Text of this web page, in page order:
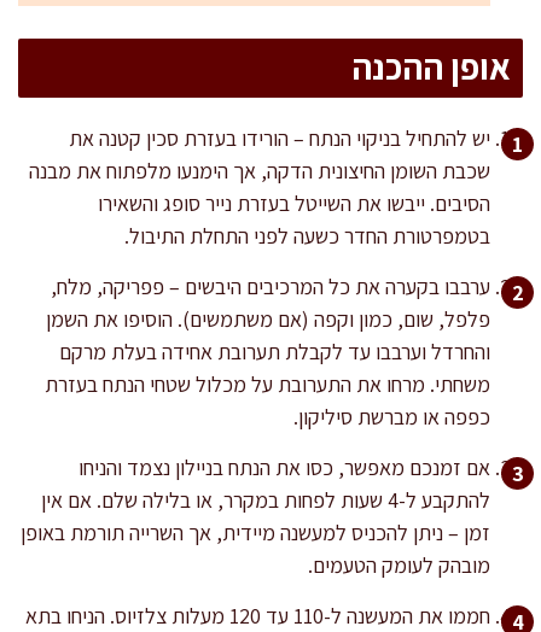
אופן ההכנה
יש להתחיל בניקוי הנתח – הורידו בעזרת סכין קטנה את
שכבת השומן החיצונית הדקה, אך הימנעו מלפתוח את מבנה
הסיבים. ייבשו את השייטל בעזרת נייר סופג והשאירו
בטמפרטורת החדר כשעה לפני התחלת התיבול.
ערבבו בקערה את כל המרכיבים היבשים – פפריקה, מלח,
פלפל, שום, כמון וקפה (אם משתמשים). הוסיפו את השמן
והחרדל וערבבו עד לקבלת תערובת אחידה בעלת מרקם
משחתי. מרחו את התערובת על מכלול שטחי הנתח בעזרת
כפפה או מברשת סיליקון.
אם זמנכם מאפשר, כסו את הנתח בניילון נצמד והניחו
להתקבע ל-4 שעות לפחות במקרר, או בלילה שלם. אם אין
זמן – ניתן להכניס למעשנה מיידית, אך השרייה תורמת באופן
מובהק לעומק הטעמים.
חממו את המעשנה ל-110 עד 120 מעלות צלזיוס. הניחו בתא